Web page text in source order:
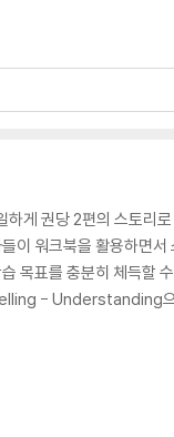
게 권당 2편의 스토리
이 워크북을 활용하면서
목표를 충분히 체득할
- Understanding